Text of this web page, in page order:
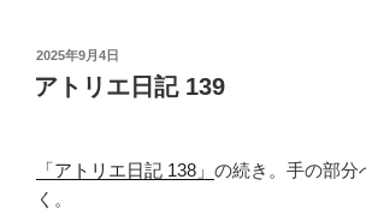
投
稿
日:
2025年9月4日
アトリエ日記 139
「アトリエ日記 138」 の続き。手の部分
く。